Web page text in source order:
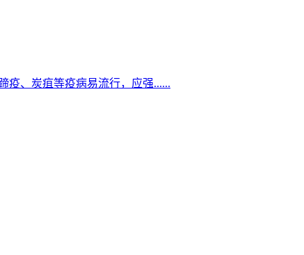
疫、炭疽等疫病易流行，应强......